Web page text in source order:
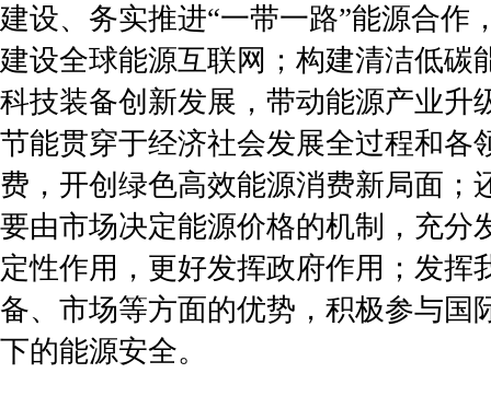
建设、务实推进“一带一路”能源合作
建设全球能源互联网；构建清洁低碳
科技装备创新发展，带动能源产业升
节能贯穿于经济社会发展全过程和各
费，开创绿色高效能源消费新局面；
要由市场决定能源价格的机制，充分
定性作用，更好发挥政府作用；发挥
备、市场等方面的优势，积极参与国
下的能源安全。